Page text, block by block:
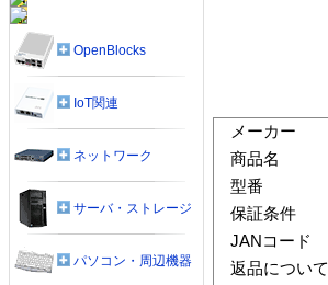
メーカー
商品名
型番
保証条件
JANコード
返品について
OpenBlocks
IoT関連
ネットワーク
サーバ・ストレージ
パソコン・周辺機器